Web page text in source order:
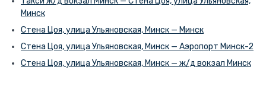
Минск
Стена Цоя, улица Ульяновская, Минск — Минск
Стена Цоя, улица Ульяновская, Минск — Аэропорт Минск-2
Стена Цоя, улица Ульяновская, Минск — ж/д вокзал Минск